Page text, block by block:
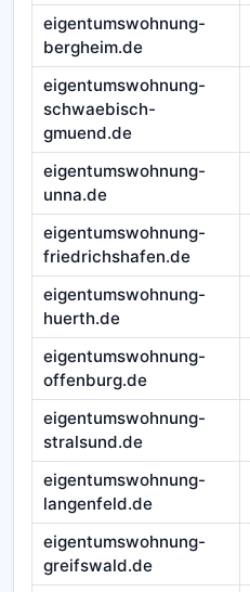
eigentumswohnung-
bergheim.de
eigentumswohnung-
schwaebisch-
gmuend.de
eigentumswohnung-
unna.de
eigentumswohnung-
friedrichshafen.de
eigentumswohnung-
huerth.de
eigentumswohnung-
offenburg.de
eigentumswohnung-
stralsund.de
eigentumswohnung-
langenfeld.de
eigentumswohnung-
greifswald.de